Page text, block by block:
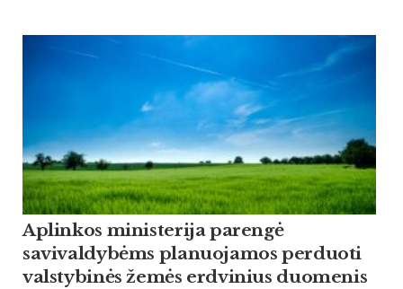
Aplinkos ministerija parengė
savivaldybėms planuojamos perduoti
valstybinės žemės erdvinius duomenis